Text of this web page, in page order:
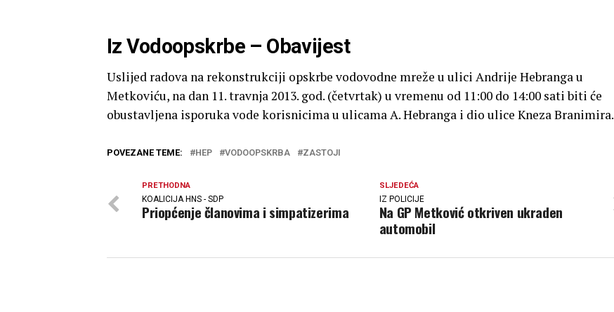
Iz Vodoopskrbe – Obavijest
Uslijed radova na rekonstrukciji opskrbe vodovodne mreže u ulici Andrije Hebranga u
Metkoviću, na dan 11. travnja 2013. god. (četvrtak) u vremenu od 11:00 do 14:00 sati biti će
obustavljena isporuka vode korisnicima u ulicama A. Hebranga i dio ulice Kneza Branimira.
POVEZANE TEME: HEP VODOOPSKRBA ZASTOJI
SLJEDEĆA
IZ POLICIJE
Na GP Metković otkriven ukraden
automobil
PRETHODNA
KOALICIJA HNS - SDP
Priopćenje članovima i simpatizerima